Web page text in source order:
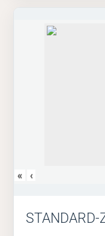
« ‹